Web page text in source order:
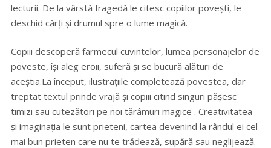
lecturii. De la vârstă fragedă le citesc copiilor povești, le
deschid cărți și drumul spre o lume magică.
Copiii descoperă farmecul cuvintelor, lumea personajelor de
poveste, își aleg eroii, suferă și se bucură alături de
aceștia.La început, ilustrațiile completează povestea, dar
treptat textul prinde vrajă și copiii citind singuri pășesc
timizi sau cutezători pe noi tărâmuri magice . Creativitatea
și imaginația le sunt prieteni, cartea devenind la rândul ei cel
mai bun prieten care nu te trădează, supără sau neglijează.